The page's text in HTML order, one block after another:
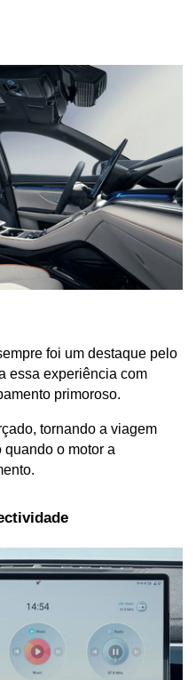
foi um destaque pelo
essa experiência com
primoroso.
tornando a viagem
o motor a